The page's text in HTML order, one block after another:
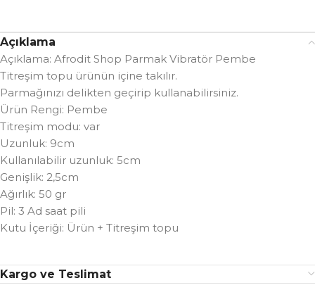
Açıklama
Açıklama: Afrodit Shop Parmak Vibratör Pembe
Titreşim topu ürünün içine takılır.
Parmağınızı delikten geçirip kullanabilirsiniz.
Ürün Rengi: Pembe
Titreşim modu: var
Uzunluk: 9cm
Kullanılabilir uzunluk: 5cm
Genişlik: 2,5cm
Ağırlık: 50 gr
Pil: 3 Ad saat pili
Kutu İçeriği: Ürün + Titreşim topu
Kargo ve Teslimat